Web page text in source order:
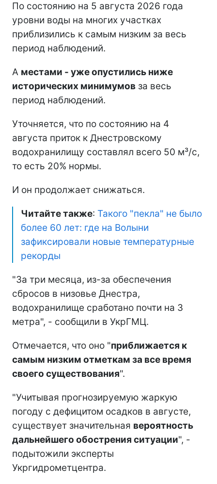
По состоянию на 5 августа 2026 года
уровни воды на многих участках
приблизились к самым низким за весь
период наблюдений.
А местами - уже опустились ниже
исторических минимумов за весь
период наблюдений.
Уточняется, что по состоянию на 4
августа приток к Днестровскому
водохранилищу составлял всего 50 м³/с,
то есть 20% нормы.
И он продолжает снижаться.
Читайте также: Такого "пекла" не было
более 60 лет: где на Волыни
зафиксировали новые температурные
рекорды
"За три месяца, из-за обеспечения
сбросов в низовье Днестра,
водохранилище сработано почти на 3
метра", - сообщили в УкрГМЦ.
Отмечается, что оно "приближается к
самым низким отметкам за все время
своего существования".
"Учитывая прогнозируемую жаркую
погоду с дефицитом осадков в августе,
существует значительная вероятность
дальнейшего обострения ситуации", -
подытожили эксперты
Укргидрометцентра.